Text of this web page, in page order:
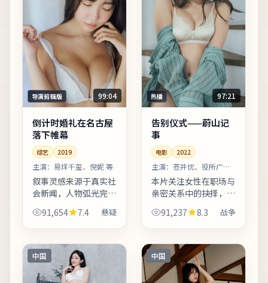
导演剪辑版 99:04
倒计时婚礼在名古屋
落下帷幕
综艺 2019
主演： 易烊千玺、倪妮 等
叙事灵感来源于真实社
会新闻，人物弧光完
整，反转服务于主题而
非噱头。叙事视角在不
意时间标注以免迷路。
友情提示：部分镜头闪
烁较快...
91,654 7.4 悬疑
热播 97:21
告别仪式——蔚山记
事
电影 2022
主演： 苍井优、役所广司
等
本片关注女性在职场与
亲密关系中的抉择，冲
突不落俗套，留白克
制。字幕翻译兼顾口语
龄段观众理解。上线之
后口碑分化属正常现
象，建议...
91,237 8.3 战争
中国 中国